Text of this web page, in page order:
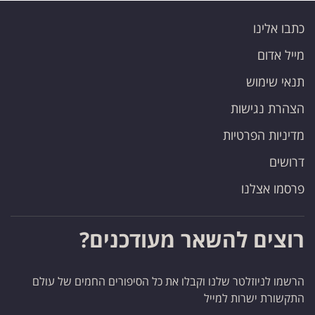
כתבו אלינו
מייל אדום
תנאי שימוש
הצהרת נגישות
מדיניות הפרטיות
דרושים
פרסמו אצלנו
רוצים להשאר מעודכנים?
הרשמו לניוזלטר שלנו וקבלו את כל הסיפורים החמים של עולם
התקשורת ישרות למייל